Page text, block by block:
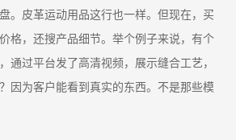
。皮革运动用品这行也一样。但现在，买
格，还搜产品细节。举个例子来说，有个
通过平台发了高清视频，展示缝合工艺，
因为客户能看到真实的东西。不是那些模